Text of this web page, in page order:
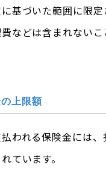
基づいた範囲に限定
などは含まれない
上限額
われる保険金には、
ています。